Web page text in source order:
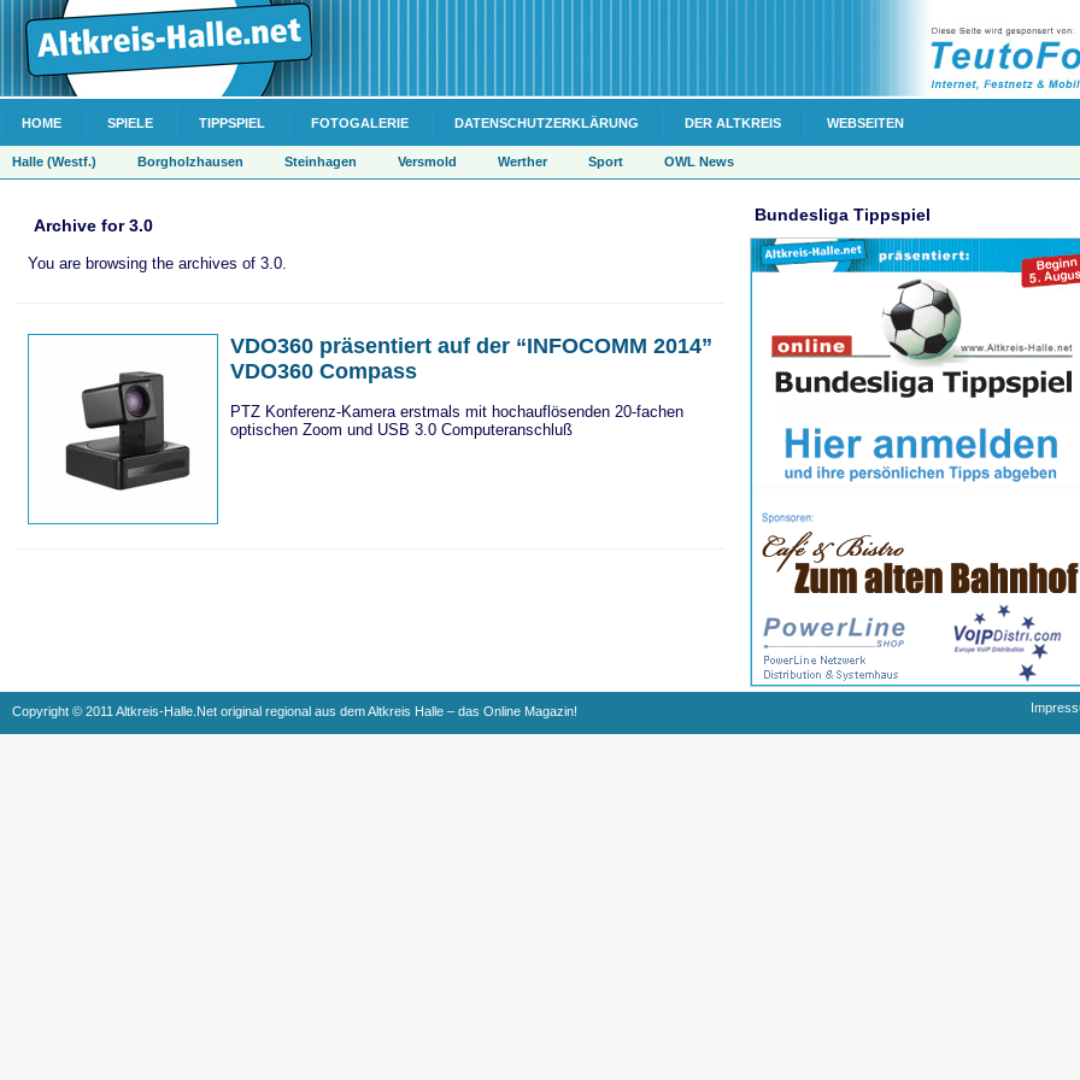
HOME SPIELE TIPPSPIEL FOTOGALERIE DATENSCHUTZERKLÄRUNG DER ALTKREIS WEBSEITEN
Halle (Westf.) Borgholzhausen Steinhagen Versmold Werther Sport OWL News
Archive for 3.0
You are browsing the archives of 3.0.
VDO360 präsentiert auf der “INFOCOMM 2014”
VDO360 Compass
PTZ Konferenz-Kamera erstmals mit hochauflösenden 20-fachen
optischen Zoom und USB 3.0 Computeranschluß
Bundesliga Tippspiel
Copyright © 2011 Altkreis-Halle.Net original regional aus dem Altkreis Halle – das Online Magazin!